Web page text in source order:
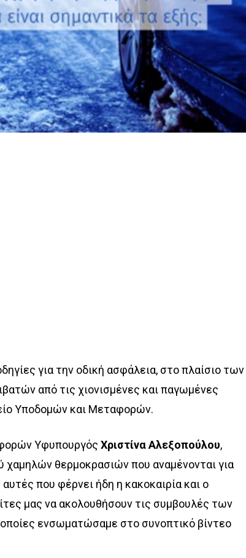
για την οδική ασφάλεια, στο πλαίσιο των
από τις χιονισμένες και παγωμένες
Υποδομών και Μεταφορών.
ΥφυπουργόςΧριστίνα Αλεξοπούλου,
θερμοκρασιών που αναμένονται για
που φέρνει ήδη η κακοκαιρία και ο
μας να ακολουθήσουν τις συμβουλές των
ενσωματώσαμε στο συνοπτικό βίντεο